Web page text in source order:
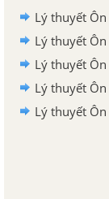
Lý thuyết
Lý thuyết